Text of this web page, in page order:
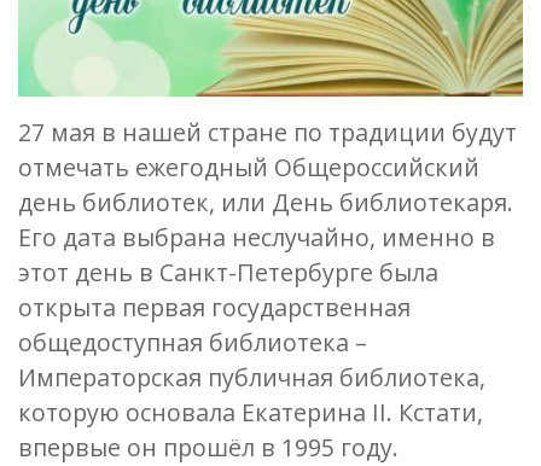
27 мая в нашей стране по традиции будут
отмечать ежегодный Общероссийский
день библиотек, или День библиотекаря.
Его дата выбрана неслучайно, именно в
этот день в Санкт-Петербурге была
открыта первая государственная
общедоступная библиотека –
Императорская публичная библиотека,
которую основала Екатерина II. Кстати,
впервые он прошёл в 1995 году.